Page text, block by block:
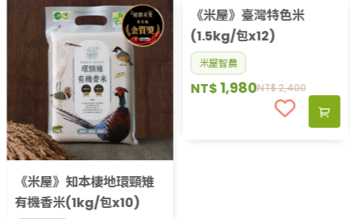
《米屋》知本棲地環頸雉
有機香米(1kg/包x10)
《米屋》臺灣特色米
(1.5kg/包x12)
米屋智農
NT$2,400
NT$1,980